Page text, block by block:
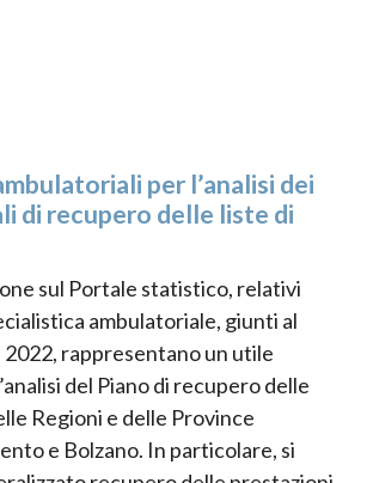
per l’analisi dei
di recupero delle liste di
sul Portale statistico, relativi
ambulatoriale, giunti al
rappresentano un utile
del Piano di recupero delle
Regioni e delle Province
e Bolzano. In particolare, si